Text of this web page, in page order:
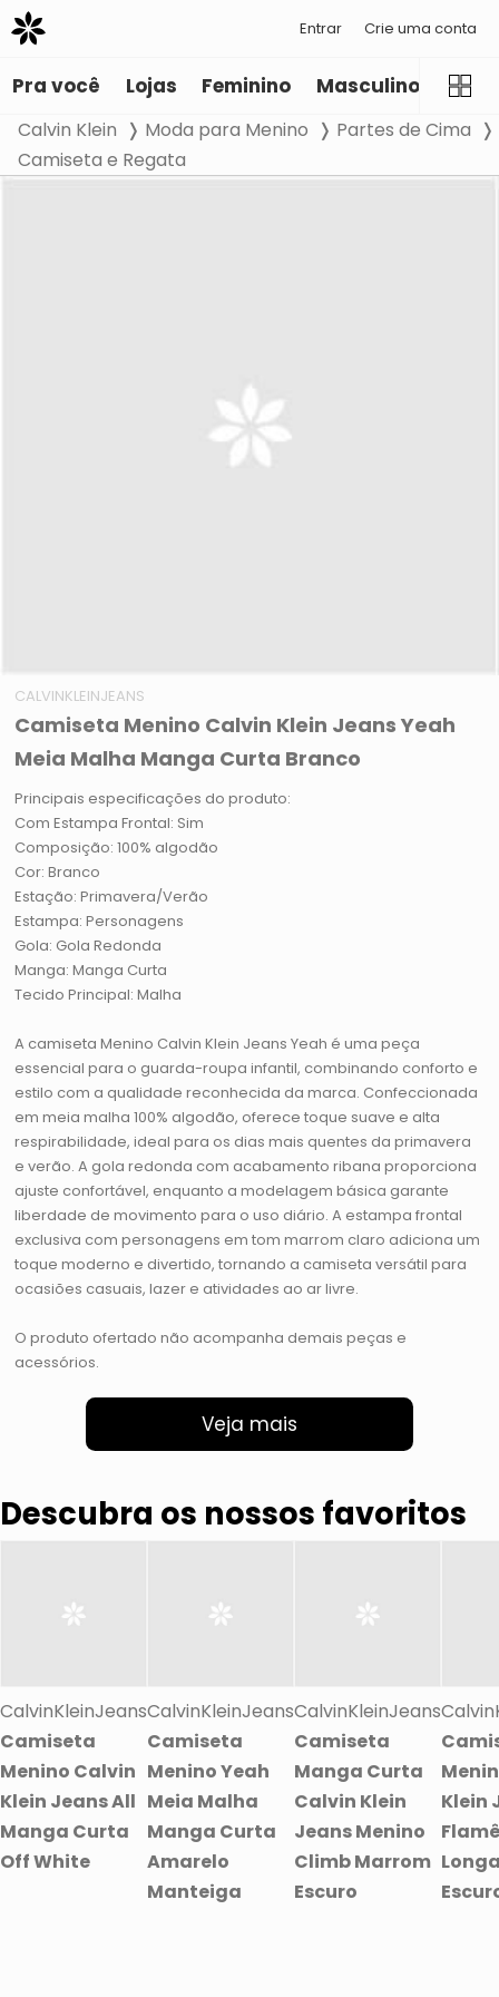
Entrar Crie uma conta
Pra você Lojas Feminino Masculino
Calvin Klein Moda para Menino
Partes de Cima
Camiseta e Regata
CALVINKLEINJEANS
Camiseta Menino Calvin Klein Jeans Yeah
Meia Malha Manga Curta Branco
Principais especificações do produto:
Com Estampa Frontal: Sim
Composição: 100% algodão
Cor: Branco
Estação: Primavera/Verão
Estampa: Personagens
Gola: Gola Redonda
Manga: Manga Curta
Tecido Principal: Malha
A camiseta Menino Calvin Klein Jeans Yeah é uma peça
essencial para o guarda-roupa infantil, combinando conforto e
estilo com a qualidade reconhecida da marca. Confeccionada
em meia malha 100% algodão, oferece toque suave e alta
respirabilidade, ideal para os dias mais quentes da primavera
e verão. A gola redonda com acabamento ribana proporciona
ajuste confortável, enquanto a modelagem básica garante
liberdade de movimento para o uso diário. A estampa frontal
exclusiva com personagens em tom marrom claro adiciona um
toque moderno e divertido, tornando a camiseta versátil para
ocasiões casuais, lazer e atividades ao ar livre.
O produto ofertado não acompanha demais peças e
acessórios.
Veja mais
Descubra os nossos favoritos
CalvinKleinJeans
Camiseta
Menino Calvin
Klein Jeans All
Manga Curta
Off White
CalvinKleinJeans
Camiseta
Menino Yeah
Meia Malha
Manga Curta
Amarelo
Manteiga
CalvinKleinJeans
Camiseta
Manga Curta
Calvin Klein
Jeans Menino
Climb Marrom
Escuro
Klein